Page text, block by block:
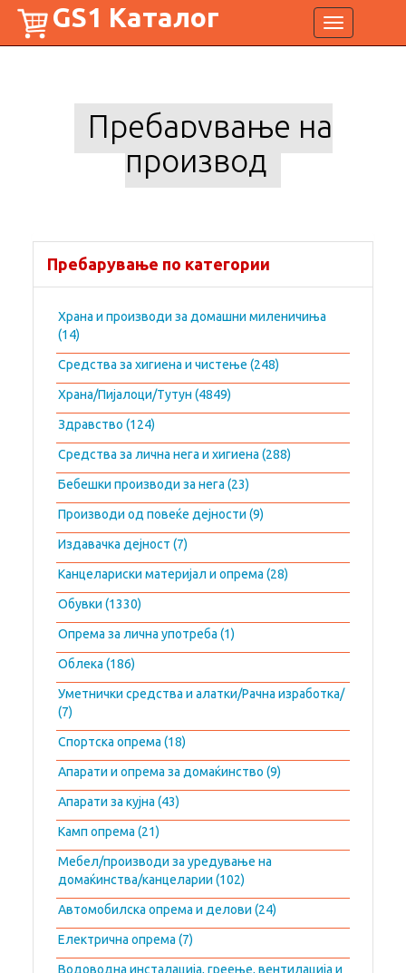
Toggle
navigation
GS1 Каталог
Пребарување на
производ
Пребарување по категории
Храна и производи за домашни миленичиња
(14)
Средства за хигиена и чистење (248)
Храна/Пијалоци/Тутун (4849)
Здравство (124)
Средства за лична нега и хигиена (288)
Бебешки производи за нега (23)
Производи од повеќе дејности (9)
Издавачка дејност (7)
Канцелариски материјал и опрема (28)
Обувки (1330)
Опрема за лична употреба (1)
Облека (186)
Уметнички средства и алатки/Рачна изработка/
(7)
Спортска опрема (18)
Апарати и опрема за домаќинство (9)
Апарати за кујна (43)
Камп опрема (21)
Мебел/производи за уредување на
домаќинства/канцеларии (102)
Автомобилска опрема и делови (24)
Електрична опрема (7)
Водоводна инсталација, греење, вентилација и